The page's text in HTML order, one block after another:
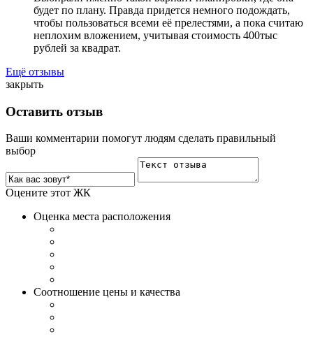
будет по плану. Правда придется немного подождать,
чтобы пользоваться всеми её прелестями, а пока считаю
неплохим вложением, учитывая стоимость 400тыс
рублей за квадрат.
Ещё отзывы
закрыть
Оставить отзыв
Ваши комментарии помогут людям сделать правильный
выбор
Оцените этот ЖК
Оценка места расположения
Соотношение цены и качества